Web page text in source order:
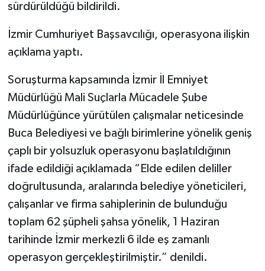
sürdürüldüğü bildirildi.
İzmir Cumhuriyet Başsavcılığı, operasyona ilişkin
açıklama yaptı.
Soruşturma kapsamında İzmir İl Emniyet
Müdürlüğü Mali Suçlarla Mücadele Şube
Müdürlüğünce yürütülen çalışmalar neticesinde
Buca Belediyesi ve bağlı birimlerine yönelik geniş
çaplı bir yolsuzluk operasyonu başlatıldığının
ifade edildiği açıklamada “Elde edilen deliller
doğrultusunda, aralarında belediye yöneticileri,
çalışanlar ve firma sahiplerinin de bulunduğu
toplam 62 şüpheli şahsa yönelik, 1 Haziran
tarihinde İzmir merkezli 6 ilde eş zamanlı
operasyon gerçekleştirilmiştir.” denildi.